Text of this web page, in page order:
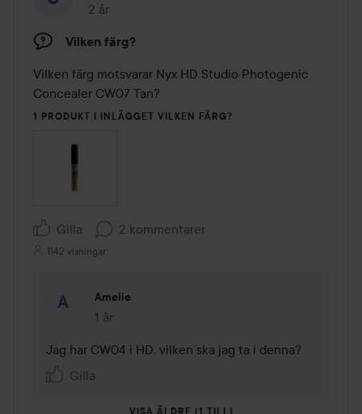
2 år
Inlägget skapades 2 år
Vilken färg?
Vilken färg motsvarar Nyx HD Studio Photogenic
Concealer CW07 Tan?
1 PRODUKT I INLÄGGET VILKEN FÄRG?
Gilla 2 kommentarer
1142 visningar
Amelie
1 år
Kommentaren lades 1 år
Jag har CW04 i HD, vilken ska jag ta i denna?
Gilla
VISA ÄLDRE (1 TILL)